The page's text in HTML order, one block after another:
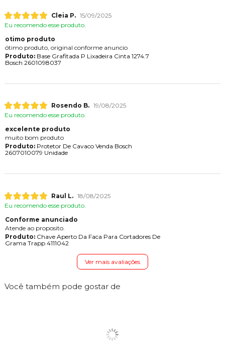
Cleia P. 15/09/2025
Eu recomendo esse produto.
otimo produto
ótimo produto, original conforme anuncio
Produto:Base Grafitada P Lixadeira Cinta 1274.7
Bosch 2601098037
Rosendo B. 19/08/2025
Eu recomendo esse produto.
excelente produto
muito bom produto
Produto:Protetor De Cavaco Venda Bosch
2607010079 Unidade
Raul L. 18/08/2025
Eu recomendo esse produto.
Conforme anunciado
Atende ao proposito.
Produto:Chave Aperto Da Faca Para Cortadores De
Grama Trapp 4111042
Ver mais avaliações
Você também pode gostar de